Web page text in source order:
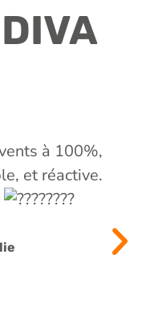
à 100%,
et réactive.